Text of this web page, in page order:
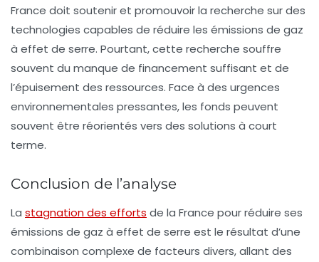
France doit soutenir et promouvoir la recherche sur des
technologies capables de réduire les émissions de gaz
à effet de serre. Pourtant, cette recherche souffre
souvent du manque de financement suffisant et de
l’épuisement des ressources. Face à des urgences
environnementales pressantes, les fonds peuvent
souvent être réorientés vers des solutions à court
terme.
Conclusion de l’analyse
La stagnation des efforts de la France pour réduire ses
émissions de gaz à effet de serre est le résultat d’une
combinaison complexe de facteurs divers, allant des